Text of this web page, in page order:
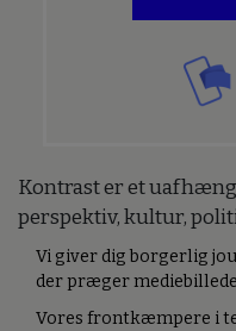
Kontrast er et
perspektiv, kultur,
Vi giver dig borgerlig
der præger
Vores frontkæmpere i